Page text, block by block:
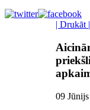
| Drukāt |
09 Jūnijs